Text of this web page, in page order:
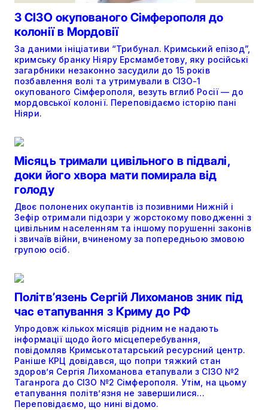
З СІЗО окупованого Сімферополя до
колонії в Мордовії
За даними ініціативи “Трибунал. Кримський епізод”,
кримську бранку Ніяру Ерсмамбетову, яку російські
загарбники незаконно засудили до 15 років
позбавлення волі та утримували в СІЗО-1
окупованого Сімферополя, везуть вглиб Росії — до
мордовської колонії. Переповідаємо історію пані
Ніяри.
Місяць тримали цивільного в підвалі,
доки його хвора мати помирала від
голоду
Двоє полонених окупантів із позивними Нижній і
Зефір отримали підозри у жорстокому поводженні з
цивільним населенням та іншому порушенні законів
і звичаїв війни, вчиненому за попередньою змовою
групою осіб.
Політвʼязень Сергій Лихоманов зник під
час етапування з Криму до РФ
Упродовж кількох місяців рідним не надають
інформації щодо його місцеперебування,
повідомляв Кримськотатарський ресурсний центр.
Раніше КРЦ довідався, що попри тяжкий стан
здоров’я Сергія Лихоманова етапували з СІЗО №2
Таганрога до СІЗО №2 Сімферополя. Утім, на цьому
етапування політвʼязня не завершилися…
Переповідаємо, що нині відомо.